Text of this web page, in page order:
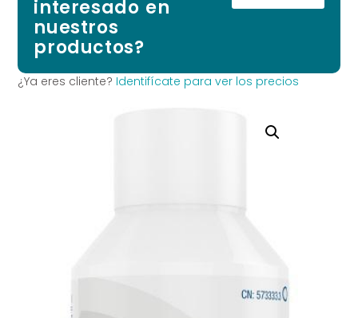
interesado en
nuestros
productos?
¿Ya eres cliente? Identifícate para ver los precios